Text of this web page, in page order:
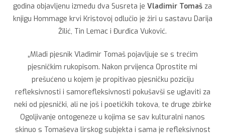
godina objavljenu između dva Susreta je Vladimir Tomaš za
knjigu Hommage krvi Kristovoj odlučio je žiri u sastavu Darija
Žilić, Tin Lemac i Đurđica Vuković.
„Mladi pjesnik Vladimir Tomaš pojavljuje se s trećim
pjesničkim rukopisom. Nakon prvijenca Oprostite mi
prešućeno u kojem je propitivao pjesničku poziciju
refleksivnosti i samorefleksivnosti pokušavši se uglaviti za
neki od pjesnički, ali ne još i poetičkih tokova, te druge zbirke
Ogoljivanje ontogeneze u kojima se sav kulturalni nanos
skinuo s Tomaševa lirskog subjekta i sama je refleksivnost